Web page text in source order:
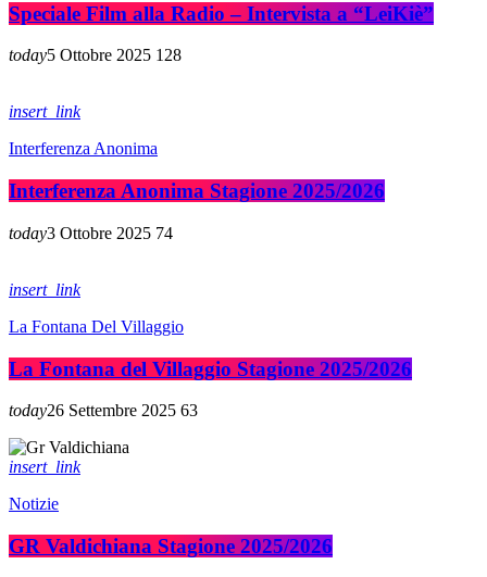
Speciale Film alla Radio – Intervista a “LeiKiè”
today5 Ottobre 2025 128
insert_link
Interferenza Anonima
Interferenza Anonima Stagione 2025/2026
today3 Ottobre 2025 74
insert_link
La Fontana Del Villaggio
La Fontana del Villaggio Stagione 2025/2026
today26 Settembre 2025 63
insert_link
Notizie
GR Valdichiana Stagione 2025/2026